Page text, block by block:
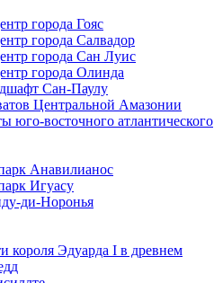
города Гояс
города Салвадор
города Сан Луис
города Олинда
Сан-Паулу
Центральной Амазонии
юго-восточного атлантического
Анавилианос
Игуасу
ди-Норонья
короля Эдуарда I в древнем